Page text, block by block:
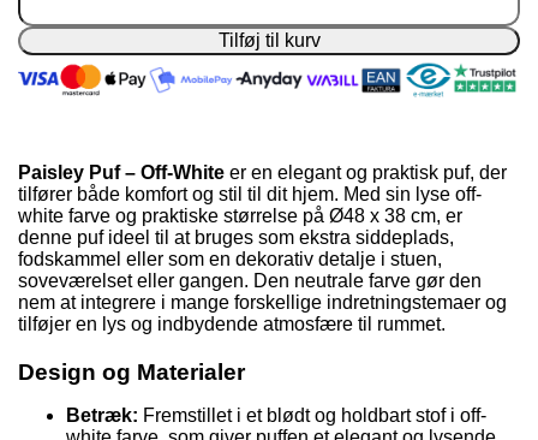
-
Off-
White
antal
Tilføj til kurv
Paisley Puf – Off-White er en elegant og praktisk puf, der
tilfører både komfort og stil til dit hjem. Med sin lyse off-
white farve og praktiske størrelse på Ø48 x 38 cm, er
denne puf ideel til at bruges som ekstra siddeplads,
fodskammel eller som en dekorativ detalje i stuen,
soveværelset eller gangen. Den neutrale farve gør den
nem at integrere i mange forskellige indretningstemaer og
tilføjer en lys og indbydende atmosfære til rummet.
Design og Materialer
Betræk: Fremstillet i et blødt og holdbart stof i off-